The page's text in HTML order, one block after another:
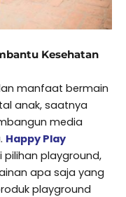
Kesehatan
manfaat bermain
anak, saatnya
media
Happy Play
playground,
apa saja yang
playground